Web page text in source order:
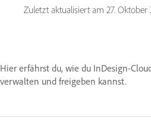
Zuletzt aktualisiert am 27. Oktober
Hier erfährst du, wie du InDesign-
verwalten und freigeben kannst.